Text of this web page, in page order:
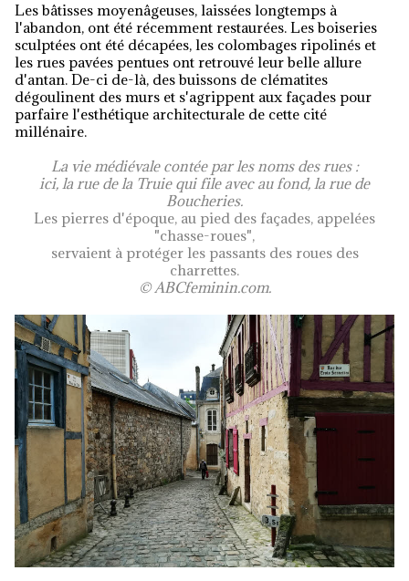
Les bâtisses moyenâgeuses, laissées longtemps à
l'abandon, ont été récemment restaurées. Les boiseries
sculptées ont été décapées, les colombages ripolinés et
les rues pavées pentues ont retrouvé leur belle allure
d'antan. De-ci de-là, des buissons de clématites
dégoulinent des murs et s'agrippent aux façades pour
parfaire l'esthétique architecturale de cette cité
millénaire.
La vie médiévale contée par les noms des rues :
ici, la rue de la Truie qui file avec au fond, la rue de
Boucheries.
Les pierres d'époque, au pied des façades, appelées
"chasse-roues",
servaient à protéger les passants des roues des
charrettes.
© ABCfeminin.com.